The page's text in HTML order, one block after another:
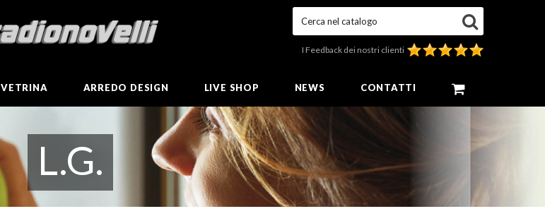
Cerca nel catalogo
I Feedback dei nostri clienti
VETRINA ARREDO DESIGN LIVE SHOP NEWS CONTATTI
L.G.